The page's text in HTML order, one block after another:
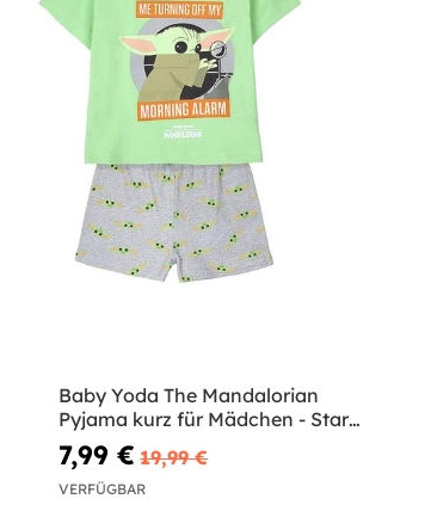
Baby Yoda The Mandalorian
Pyjama kurz für Mädchen - Star
Wars
7,99 € 19,99 €
VERFÜGBAR